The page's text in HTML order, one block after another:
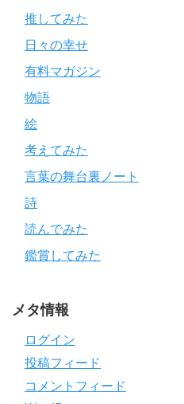
推してみた
日々の幸せ
有料マガジン
物語
絵
考えてみた
言葉の舞台裏ノート
詩
読んでみた
鑑賞してみた
メタ情報
ログイン
投稿フィード
コメントフィード